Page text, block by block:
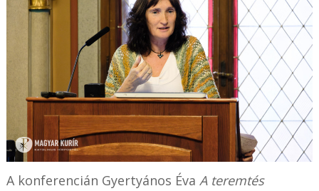
A konferencián Gyertyános Éva A teremtés